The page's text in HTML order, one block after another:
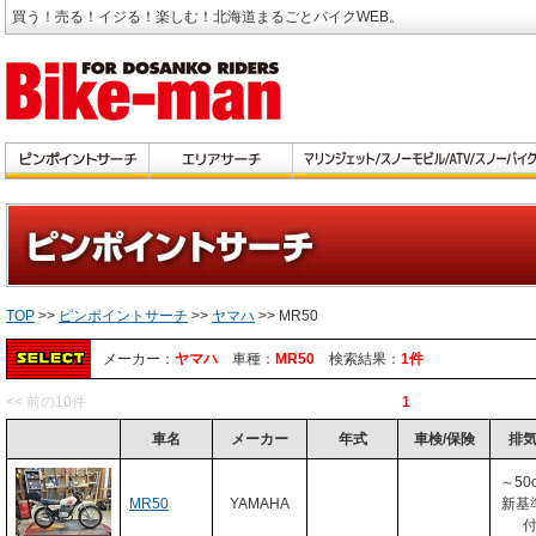
買う！売る！イジる！楽しむ！北海道まるごとバイクWEB。
TOP >> ピンポイントサーチ >> ヤマハ >> MR50
メーカー： ヤマハ 車種： MR50 検索結果： 1件
<< 前の10件 1
車名 メーカー 年式 車検/保険 排
MR50 YAMAHA
～
新基
付